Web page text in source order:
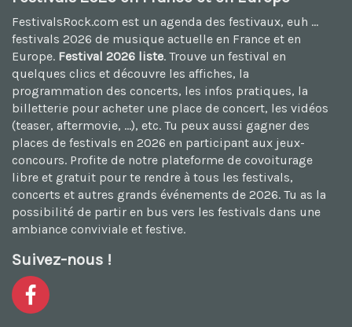
FestivalsRock.com est un agenda des festivaux, euh ...
festivals 2026 de musique actuelle en France et en
Europe. Festival 2026 liste. Trouve un festival en
quelques clics et découvre les affiches, la
programmation des concerts, les infos pratiques, la
billetterie pour acheter une place de concert, les vidéos
(teaser, aftermovie, ...), etc. Tu peux aussi gagner des
places de festivals en 2026 en participant aux jeux-
concours. Profite de notre plateforme de covoiturage
libre et gratuit pour te rendre à tous les festivals,
concerts et autres grands événements de 2026. Tu as la
possibilité de partir en bus vers les festivals dans une
ambiance conviviale et festive.
Suivez-nous !